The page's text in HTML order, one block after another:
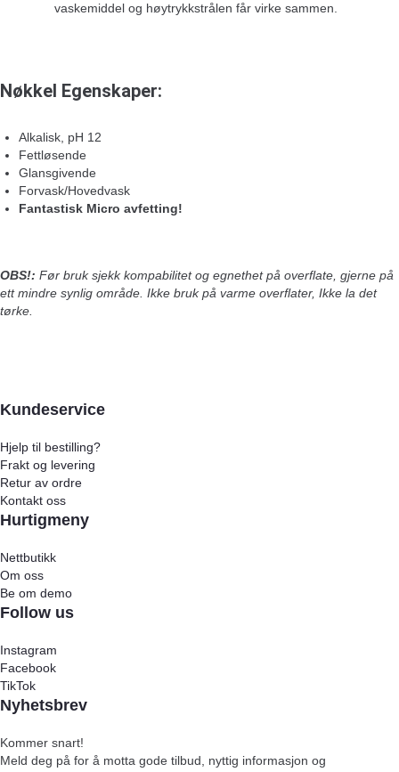
vaskemiddel og høytrykkstrålen får virke sammen.
Nøkkel Egenskaper:
Alkalisk, pH 12
Fettløsende
Glansgivende
Forvask/Hovedvask
Fantastisk Micro avfetting!
OBS!: Før bruk sjekk kompabilitet og egnethet på overflate, gjerne på
ett mindre synlig område. Ikke bruk på varme overflater, Ikke la det
tørke.
Kundeservice
Hjelp til bestilling?
Frakt og levering
Retur av ordre
Kontakt oss
Hurtigmeny
Nettbutikk
Om oss
Be om demo
Follow us
Instagram
Facebook
TikTok
Nyhetsbrev
Kommer snart!
Meld deg på for å motta gode tilbud, nyttig informasjon og